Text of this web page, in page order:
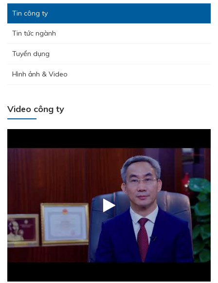
Tin công ty
Tin tức ngành
Tuyển dụng
Hình ảnh & Video
Video công ty
Hưởng ứng tháng công nhân 2026 - Lan tỏa tinh thần gắn kết
– Chăm lo người lao động